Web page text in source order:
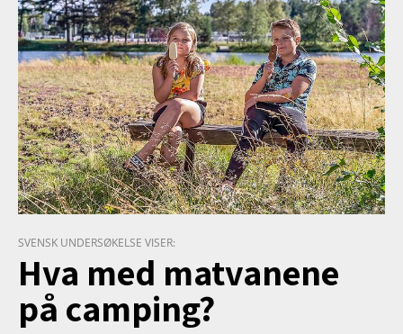
SVENSK UNDERSØKELSE VISER:
Hva med matvanene
på camping?